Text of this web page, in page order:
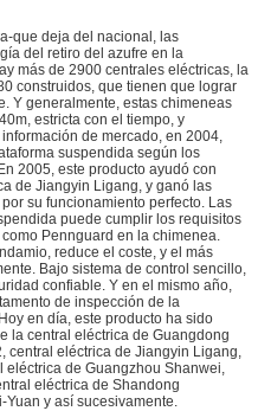
que deja del nacional, las
del retiro del azufre en la
más de 2900 centrales eléctricas, la
construidos, que tienen que lograr
Y generalmente, estas chimeneas
estricta con el tiempo, y
de mercado, en 2004,
suspendida según los
2005, este producto ayudó con
de Jiangyin Ligang, y ganó las
su funcionamiento perfecto. Las
puede cumplir los requisitos
Pennguard en la chimenea.
reduce el coste, y el más
Bajo sistema de control sencillo,
confiable. Y en el mismo año,
de inspección de la
en día, este producto ha sido
la central eléctrica de Guangdong
central eléctrica de Jiangyin Ligang,
de Guangzhou Shanwei,
eléctrica de Shandong
Yuan y así sucesivamente.